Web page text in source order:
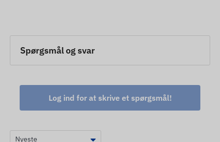
Spørgsmål og svar
Log ind for at skrive et spørgsmål!